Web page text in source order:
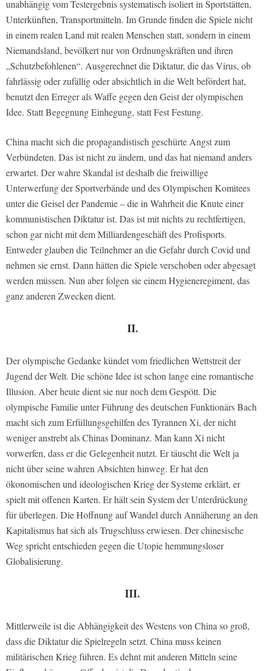
unabhängig vom Testergebnis systematisch isoliert in Sportstätten,
Unterkünften, Transportmitteln. Im Grunde finden die Spiele nicht
in einem realen Land mit realen Menschen statt, sondern in einem
Niemandsland, bevölkert nur von Ordnungskräften und ihren
„Schutzbefohlenen“. Ausgerechnet die Diktatur, die das Virus, ob
fahrlässig oder zufällig oder absichtlich in die Welt befördert hat,
benutzt den Erreger als Waffe gegen den Geist der olympischen
Idee. Statt Begegnung Einhegung, statt Fest Festung.
China macht sich die propagandistisch geschürte Angst zum
Verbündeten. Das ist nicht zu ändern, und das hat niemand anders
erwartet. Der wahre Skandal ist deshalb die freiwillige
Unterwerfung der Sportverbände und des Olympischen Komitees
unter die Geisel der Pandemie – die in Wahrheit die Knute einer
kommunistischen Diktatur ist. Das ist mit nichts zu rechtfertigen,
schon gar nicht mit dem Milliardengeschäft des Profisports.
Entweder glauben die Teilnehmer an die Gefahr durch Covid und
nehmen sie ernst. Dann hätten die Spiele verschoben oder abgesagt
werden müssen. Nun aber folgen sie einem Hygieneregiment, das
ganz anderen Zwecken dient.
II.
Der olympische Gedanke kündet vom friedlichen Wettstreit der
Jugend der Welt. Die schöne Idee ist schon lange eine romantische
Illusion. Aber heute dient sie nur noch dem Gespött. Die
olympische Familie unter Führung des deutschen Funktionärs Bach
macht sich zum Erfüllungsgehilfen des Tyrannen Xi, der nicht
weniger anstrebt als Chinas Dominanz. Man kann Xi nicht
vorwerfen, dass er die Gelegenheit nutzt. Er täuscht die Welt ja
nicht über seine wahren Absichten hinweg. Er hat den
ökonomischen und ideologischen Krieg der Systeme erklärt, er
spielt mit offenen Karten. Er hält sein System der Unterdrückung
für überlegen. Die Hoffnung auf Wandel durch Annäherung an den
Kapitalismus hat sich als Trugschluss erwiesen. Der chinesische
Weg spricht entschieden gegen die Utopie hemmungsloser
Globalisierung.
III.
Mittlerweile ist die Abhängigkeit des Westens von China so groß,
dass die Diktatur die Spielregeln setzt. China muss keinen
militärischen Krieg führen. Es dehnt mit anderen Mitteln seine